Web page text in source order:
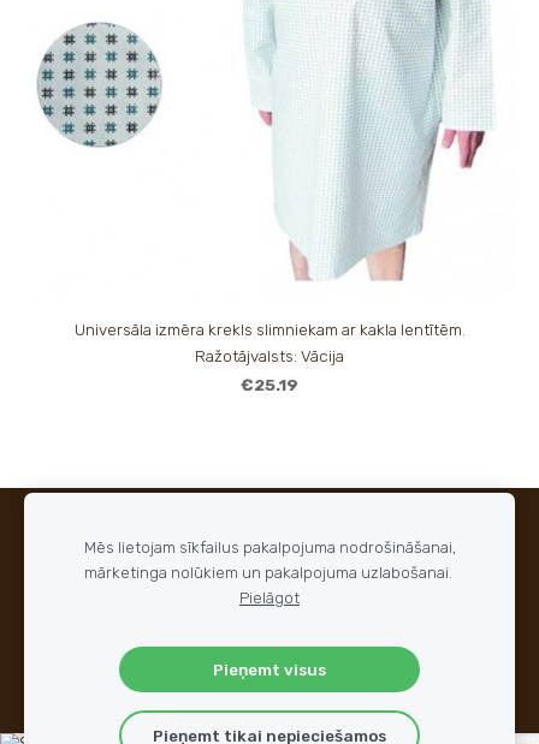
Universāla izmēra krekls slimniekam ar kakla lentītēm.
Ražotājvalsts: Vācija
€25.19
© 2015 - 2026 ZEIMANS medical
Mēs lietojam sīkfailus pakalpojuma nodrošināšanai,
mārketinga nolūkiem un pakalpojuma uzlabošanai.
Pielāgot
Pieņemt visus
Pieņemt tikai nepieciešamos